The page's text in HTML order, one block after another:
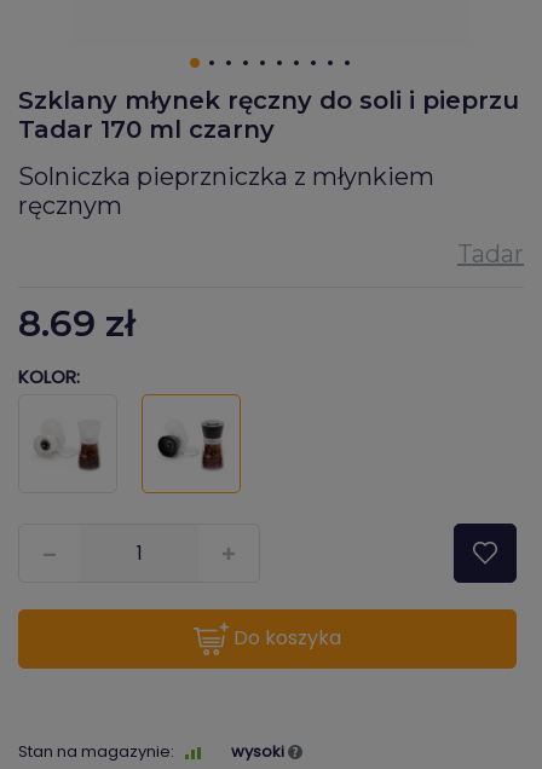
Szklany młynek ręczny do soli i pieprzu
Tadar 170 ml czarny
Solniczka pieprzniczka z młynkiem
ręcznym
8.69 zł
KOLOR:
do koszyka
Stan na magazynie:
wysoki